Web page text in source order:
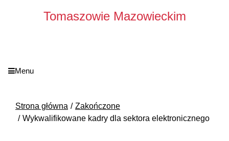
Tomaszowie Mazowieckim
Menu
Strona główna
Zakończone
Wykwalifikowane kadry dla sektora elektronicznego